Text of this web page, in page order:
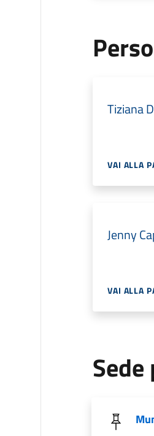
Tiziana
VAI ALLA
Jenny
VAI ALLA